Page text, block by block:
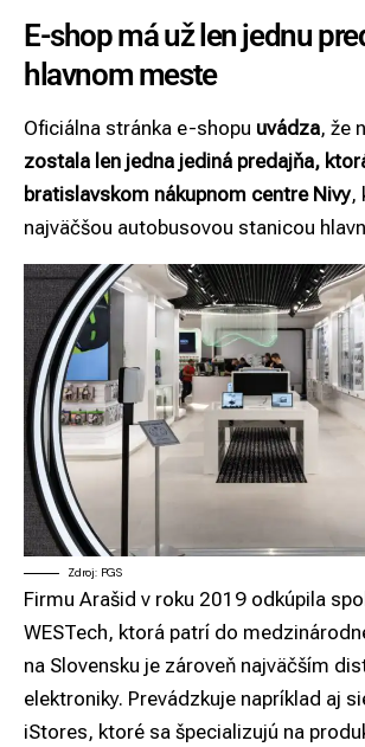
E-shop má už len jednu
hlavnom meste
Oficiálna stránka e-shopu uvádza, že
zostala len jedna jediná predajňa,
bratislavskom nákupnom centre Nivy,
najväčšou autobusovou stanicou
Zdroj: PGS
Firmu Arašid v roku 2019 odkúpila
WESTech, ktorá patrí do
na Slovensku je zároveň najväčším
elektroniky. Prevádzkuje napríklad aj
iStores, ktoré sa špecializujú na